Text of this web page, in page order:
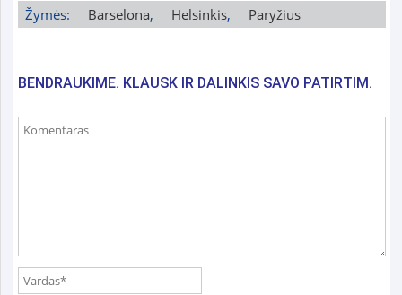
Žymės: Barselona, Helsinkis, Paryžius
BENDRAUKIME. KLAUSK IR DALINKIS SAVO PATIRTIM.